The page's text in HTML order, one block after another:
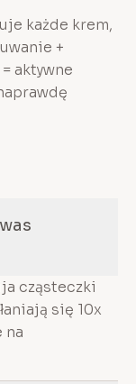
każde krem,
+
aktywne
cząsteczki
się 10x
na